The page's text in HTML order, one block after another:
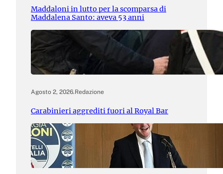
Maddaloni in lutto per la scomparsa di
Maddalena Santo: aveva 53 anni
Agosto 2, 2026.Redazione
Carabinieri aggrediti fuori al Royal Bar